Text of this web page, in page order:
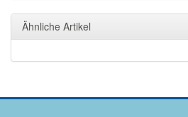
Ähnliche Artikel